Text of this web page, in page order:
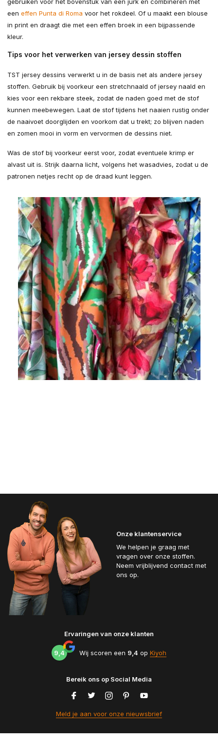
een effen Punta di Roma voor het rokdeel. Of u maakt een blouse
in print en draagt die met een effen broek in een bijpassende
kleur.
Tips voor het verwerken van jersey dessin stoffen
TST jersey dessins verwerkt u in de basis net als andere jersey
stoffen. Gebruik bij voorkeur een stretchnaald of jersey naald en
kies voor een rekbare steek, zodat de naden goed met de stof
kunnen meebewegen. Laat de stof tijdens het naaien rustig onder
de naaivoet doorglijden en voorkom dat u trekt; zo blijven naden
en zomen mooi in vorm en vervormen de dessins niet.
Was de stof bij voorkeur eerst voor, zodat eventuele krimp er
alvast uit is. Strijk daarna licht, volgens het wasadvies, zodat u de
patronen netjes recht op de draad kunt leggen.
Onze klantenservice
We helpen je graag met
vragen over onze stoffen.
Neem vrijblijvend contact met
ons op.
Ervaringen van onze klanten
9,4 Wij scoren een 9,4 op Kiyoh
Bereik ons op Social Media
Meld je aan voor onze nieuwsbrief